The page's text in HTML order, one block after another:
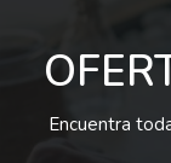
Encuentra